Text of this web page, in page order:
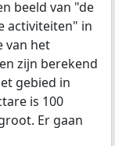
beeld van "de
activiteiten" in
van het
zijn berekend
gebied in
is 100
Er gaan